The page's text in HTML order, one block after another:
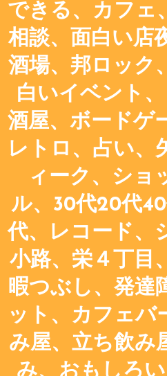
できる、カフェ
相談、面白い店
酒場、邦ロック
白いイベント
酒屋、ボードゲ
レトロ、占い、
ィーク、ショ
ル、30代20代
代、レコード、
小路、栄４丁目
暇つぶし、発達
ット、カフェバ
み屋、立ち飲み